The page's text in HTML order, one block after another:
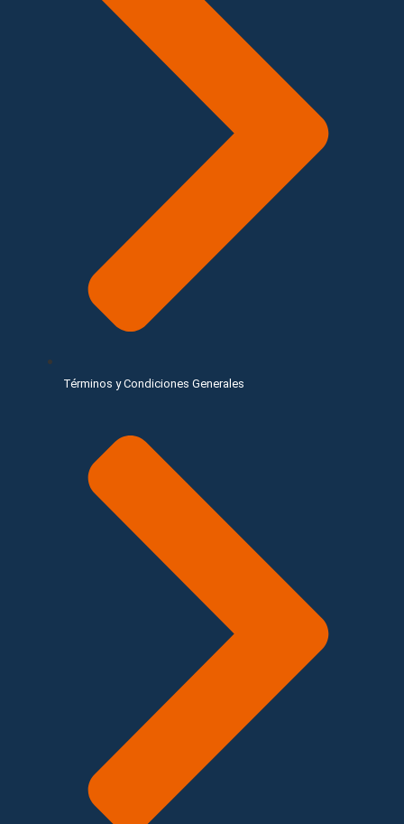
Términos y Condiciones Generales